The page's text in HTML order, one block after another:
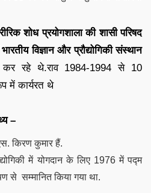
शोध प्रयोगशाला की शासी परिषद
विज्ञान और प्रौद्योगिकी संस्थान
रहे थे.राव 1984-1994 से 10
में कार्यरत थे
–
किरण कुमार हैं.
में योगदान के लिए 1976 में पद्म
से सम्मानित किया गया था.